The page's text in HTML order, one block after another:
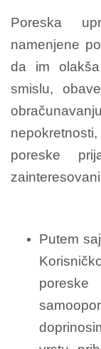
Poreska
namenjene
da im
smislu,
poreske
Putem
poreske